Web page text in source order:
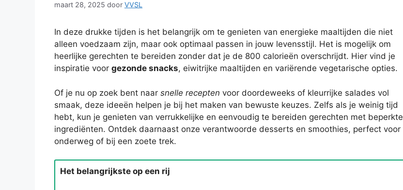
maart 28, 2025 door VVSL
In deze drukke tijden is het belangrijk om te genieten van energieke maaltijden die niet
alleen voedzaam zijn, maar ook optimaal passen in jouw levensstijl. Het is mogelijk om
heerlijke gerechten te bereiden zonder dat je de 800 calorieën overschrijdt. Hier vind je
inspiratie voor gezonde snacks, eiwitrijke maaltijden en variërende vegetarische opties.
Of je nu op zoek bent naar snelle recepten voor doordeweeks of kleurrijke salades vol
smaak, deze ideeën helpen je bij het maken van bewuste keuzes. Zelfs als je weinig tijd
hebt, kun je genieten van verrukkelijke en eenvoudig te bereiden gerechten met beperkte
ingrediënten. Ontdek daarnaast onze verantwoorde desserts en smoothies, perfect voor
onderweg of bij een zoete trek.
Het belangrijkste op een rij